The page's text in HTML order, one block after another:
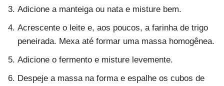
Adicione a manteiga ou nata e misture bem.
Acrescente o leite e, aos poucos, a farinha de trigo
peneirada. Mexa até formar uma massa homogênea.
Adicione o fermento e misture levemente.
Despeje a massa na forma e espalhe os cubos de